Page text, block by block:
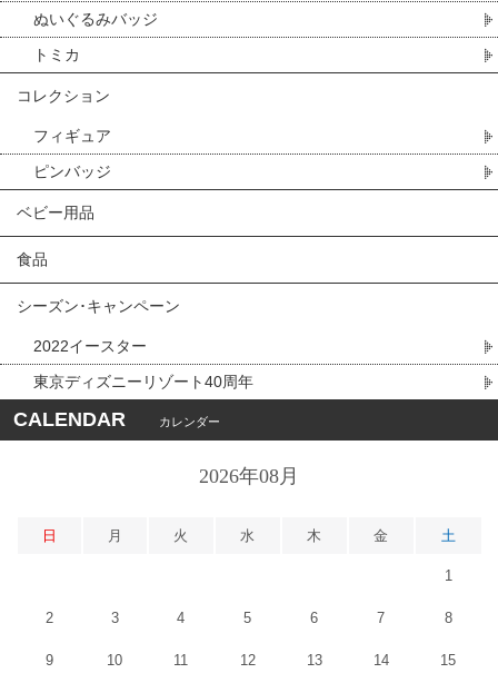
ぬいぐるみバッジ
トミカ
コレクション
フィギュア
ピンバッジ
ベビー用品
食品
シーズン･キャンペーン
2022イースター
東京ディズニーリゾート40周年
CALENDAR カレンダー
2026年08月
日 月 火 水 木 金 土
1
2 3 4 5 6 7 8
9 10 11 12 13 14 15